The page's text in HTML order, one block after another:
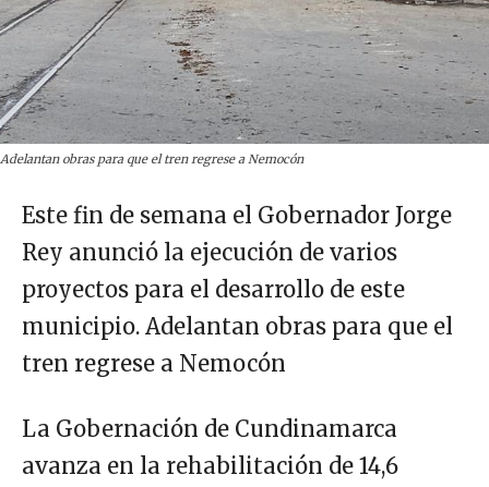
Adelantan obras para que el tren regrese a Nemocón
Este fin de semana el Gobernador Jorge
Rey anunció la ejecución de varios
proyectos para el desarrollo de este
municipio. Adelantan obras para que el
tren regrese a Nemocón
La Gobernación de Cundinamarca
avanza en la rehabilitación de 14,6